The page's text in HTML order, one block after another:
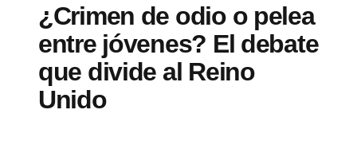
¿Crimen de odio o pelea
entre jóvenes? El debate
que divide al Reino
Unido